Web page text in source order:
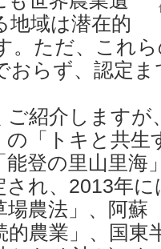
地域は潜在的
。ただ、これ
おらず、認定
紹介しますが
の「トキと共生
能登の里山里海
れ、2013年
場農法」、阿蘇
農業」、国東